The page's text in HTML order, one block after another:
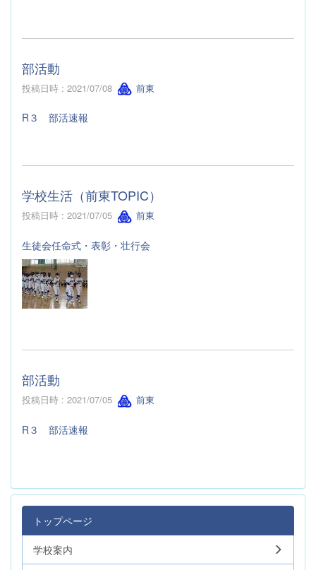
部活動
投稿日時 : 2021/07/08 前東
R３ 部活速報
学校生活（前東TOPIC）
投稿日時 : 2021/07/05 前東
生徒会任命式・表彰・壮行会
部活動
投稿日時 : 2021/07/05 前東
R３ 部活速報
トップページ
学校案内